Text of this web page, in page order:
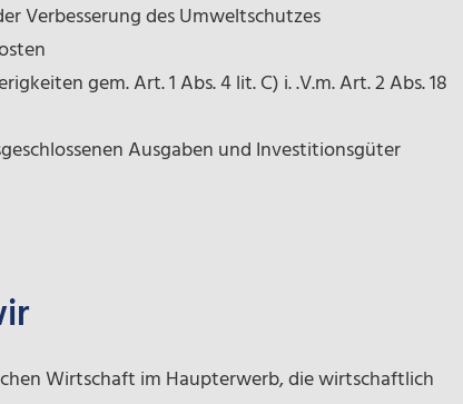
Verbesserung des Umweltschutzes
gem. Art. 1 Abs. 4 lit. C) i. .V.m. Art. 2 Abs. 18
Ausgaben und Investitionsgüter
Wirtschaft im Haupterwerb, die wirtschaftlich